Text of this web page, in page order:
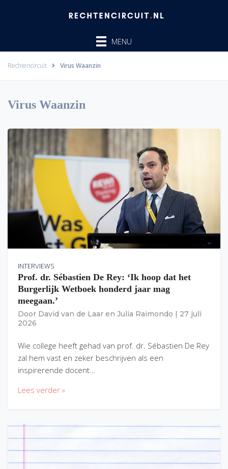
MENU
Rechtencircuit Virus Waanzin
Virus Waanzin
INTERVIEWS
Prof. dr. Sébastien De Rey: ‘Ik hoop dat het
Burgerlijk Wetboek honderd jaar mag
meegaan.’
Door David van de Laar en Julia Raimondo
27 juli
2026
Wie college heeft gehad van prof. dr. Sébastien De Rey
zal hem vast en zeker beschrijven als een
inspirerende docent…
Lees verder »